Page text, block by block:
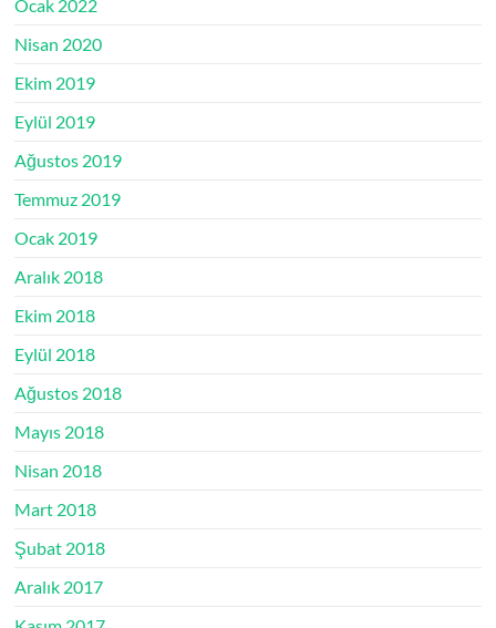
Ocak 2022
Nisan 2020
Ekim 2019
Eylül 2019
Ağustos 2019
Temmuz 2019
Ocak 2019
Aralık 2018
Ekim 2018
Eylül 2018
Ağustos 2018
Mayıs 2018
Nisan 2018
Mart 2018
Şubat 2018
Aralık 2017